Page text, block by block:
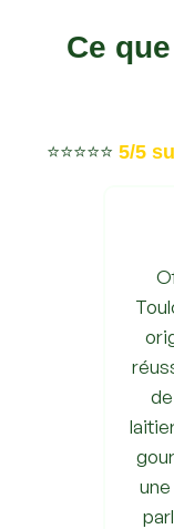
Ce
⭐​⭐​⭐​⭐​⭐​ 5/5